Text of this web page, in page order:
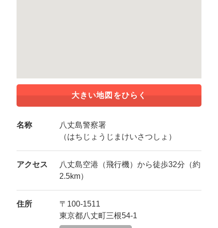
大きい地図をひらく
名称
八丈島警察署
（はちじょうじまけいさつしょ）
アクセス
八丈島空港（飛行機）から徒歩32分（約
2.5km）
住所
〒100-1511
東京都八丈町三根54-1